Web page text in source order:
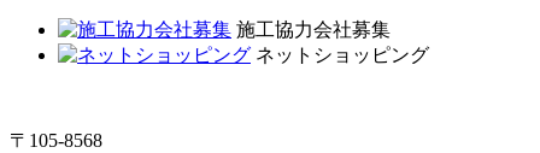
施工協力会社募集
ネットショッピング
〒105-8568